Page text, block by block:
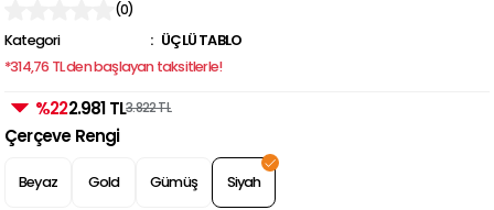
(0)
Kategori
ÜÇLÜ TABLO
*314,76 TL den başlayan taksitlerle!
%222.981 TL3.822 TL
Çerçeve Rengi
Beyaz Gold Gümüş Siyah